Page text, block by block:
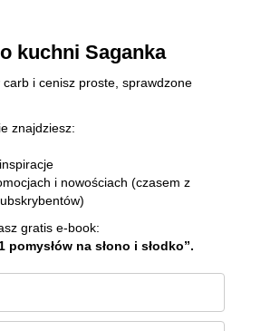
kuchni Saganka
i cenisz proste, sprawdzone
znajdziesz:
i nowościach (czasem z
gratis e-book:
pomysłów na słono i słodko”.